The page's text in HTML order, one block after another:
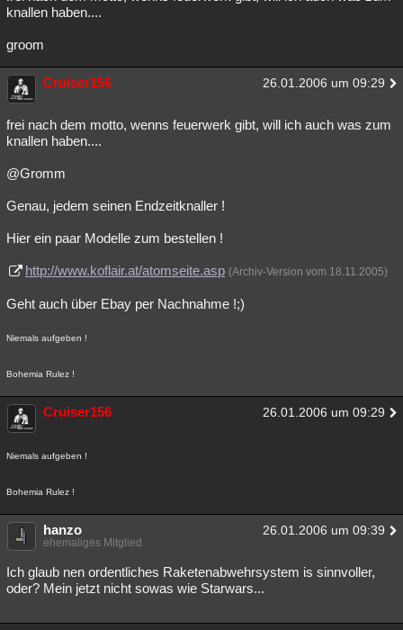
knallen haben....
groom
Cruiser156 26.01.2006 um 09:29
frei nach dem motto, wenns feuerwerk gibt, will ich auch was zum
knallen haben....
@Gromm
Genau, jedem seinen Endzeitknaller !
Hier ein paar Modelle zum bestellen !
http://www.koflair.at/atomseite.asp (Archiv-Version vom 18.11.2005)
Geht auch über Ebay per Nachnahme !;)
Niemals aufgeben !
Bohemia Rulez !
Cruiser156 26.01.2006 um 09:29
Niemals aufgeben !
Bohemia Rulez !
hanzo 26.01.2006 um 09:39
ehemaliges Mitglied
Ich glaub nen ordentliches Raketenabwehrsystem is sinnvoller,
oder? Mein jetzt nicht sowas wie Starwars...